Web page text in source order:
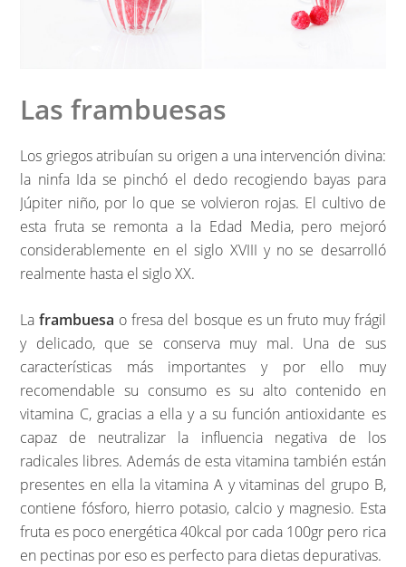
Las frambuesas
Los griegos atribuían su origen a una intervención divina:
la ninfa Ida se pinchó el dedo recogiendo bayas para
Júpiter niño, por lo que se volvieron rojas. El cultivo de
esta fruta se remonta a la Edad Media, pero mejoró
considerablemente en el siglo XVIII y no se desarrolló
realmente hasta el siglo XX.
Laframbuesa o fresa del bosque es un fruto muy frágil
y delicado, que se conserva muy mal. Una de sus
características más importantes y por ello muy
recomendable su consumo es su alto contenido en
vitamina C, gracias a ella y a su función antioxidante es
capaz de neutralizar la influencia negativa de los
radicales libres. Además de esta vitamina también están
presentes en ella la vitamina A y vitaminas del grupo B,
contiene fósforo, hierro potasio, calcio y magnesio. Esta
fruta es poco energética 40kcal por cada 100gr pero rica
en pectinas por eso es perfecto para dietas depurativas.